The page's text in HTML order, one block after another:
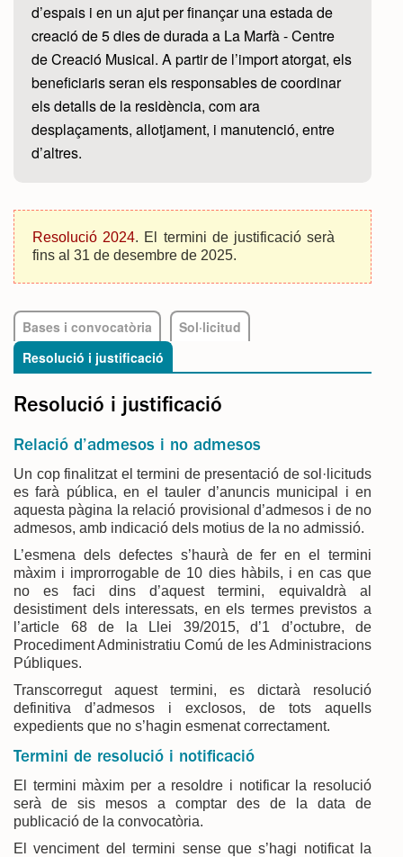
d’espais i en un ajut per finançar una estada de
creació de 5 dies de durada a La Marfà - Centre
de Creació Musical. A partir de l’import atorgat, els
beneficiaris seran els responsables de coordinar
els detalls de la residència, com ara
desplaçaments, allotjament, i manutenció, entre
d’altres.
Resolució 2024. El termini de justificació serà
fins al 31 de desembre de 2025.
Bases i convocatòria
Sol·licitud
Resolució i justificació
Resolució i justificació
Relació d’admesos i no admesos
Un cop finalitzat el termini de presentació de sol·licituds
es farà pública, en el tauler d’anuncis municipal i en
aquesta pàgina la relació provisional d’admesos i de no
admesos, amb indicació dels motius de la no admissió.
L’esmena dels defectes s’haurà de fer en el termini
màxim i improrrogable de 10 dies hàbils, i en cas que
no es faci dins d’aquest termini, equivaldrà al
desistiment dels interessats, en els termes previstos a
l’article 68 de la Llei 39/2015, d’1 d’octubre, de
Procediment Administratiu Comú de les Administracions
Públiques.
Transcorregut aquest termini, es dictarà resolució
definitiva d’admesos i exclosos, de tots aquells
expedients que no s’hagin esmenat correctament.
Termini de resolució i notificació
El termini màxim per a resoldre i notificar la resolució
serà de sis mesos a comptar des de la data de
publicació de la convocatòria.
El venciment del termini sense que s’hagi notificat la